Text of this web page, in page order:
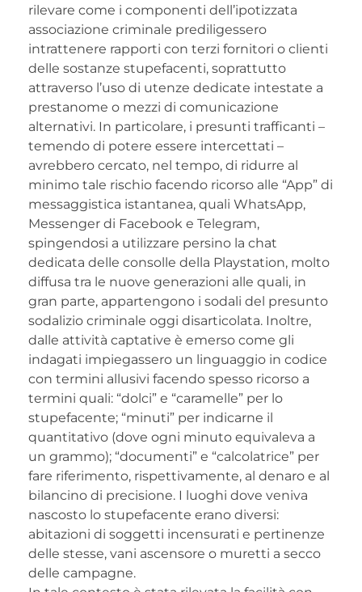
rilevare come i componenti dell’ipotizzata
associazione criminale prediligessero
intrattenere rapporti con terzi fornitori o clienti
delle sostanze stupefacenti, soprattutto
attraverso l’uso di utenze dedicate intestate a
prestanome o mezzi di comunicazione
alternativi. In particolare, i presunti trafficanti –
temendo di potere essere intercettati –
avrebbero cercato, nel tempo, di ridurre al
minimo tale rischio facendo ricorso alle “App” di
messaggistica istantanea, quali WhatsApp,
Messenger di Facebook e Telegram,
spingendosi a utilizzare persino la chat
dedicata delle consolle della Playstation, molto
diffusa tra le nuove generazioni alle quali, in
gran parte, appartengono i sodali del presunto
sodalizio criminale oggi disarticolata. Inoltre,
dalle attività captative è emerso come gli
indagati impiegassero un linguaggio in codice
con termini allusivi facendo spesso ricorso a
termini quali: “dolci” e “caramelle” per lo
stupefacente; “minuti” per indicarne il
quantitativo (dove ogni minuto equivaleva a
un grammo); “documenti” e “calcolatrice” per
fare riferimento, rispettivamente, al denaro e al
bilancino di precisione. I luoghi dove veniva
nascosto lo stupefacente erano diversi:
abitazioni di soggetti incensurati e pertinenze
delle stesse, vani ascensore o muretti a secco
delle campagne.